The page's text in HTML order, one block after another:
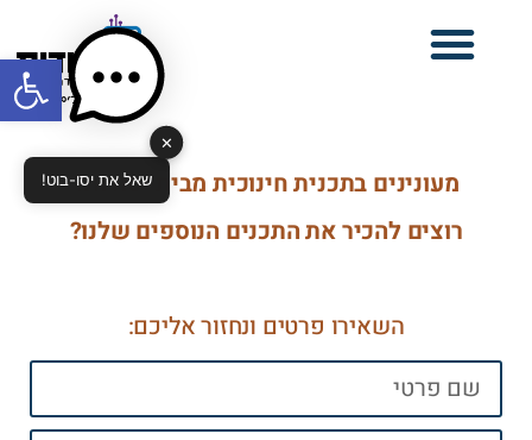
פתח
מעונינים בתכנית חינוכית מבית יסודות?
רוצים להכיר את התכנים הנוספים שלנו?
השאירו פרטים ונחזור אליכם:
✕
שאל את יסו-בוט!